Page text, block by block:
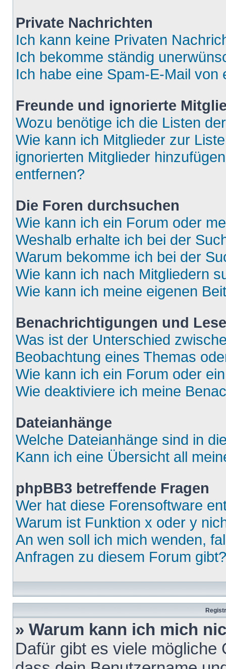
Private Nachrichten
Ich kann keine Privaten
Ich bekomme ständig
Ich habe eine Spam-E-Mail
Freunde und ignorierte
Wozu benötige ich die Listen
Wie kann ich Mitglieder zur
ignorierten Mitglieder
entfernen?
Die Foren durchsuchen
Wie kann ich ein Forum oder
Weshalb erhalte ich bei der
Warum bekomme ich bei der
Wie kann ich nach Mitgliedern
Wie kann ich meine eigenen
Benachrichtigungen und
Was ist der Unterschied
Beobachtung eines Themas
Wie kann ich ein Forum oder
Wie deaktiviere ich meine
Dateianhänge
Welche Dateianhänge sind in
Kann ich eine Übersicht all
phpBB3 betreffende Fragen
Wer hat diese Forensoftware
Warum ist Funktion x oder y
An wen soll ich mich wenden,
Anfragen zu diesem Forum gibt?
» Warum kann ich mich
Dafür gibt es viele